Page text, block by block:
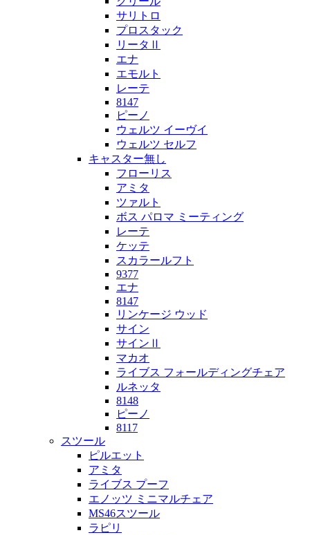
サリトロ
プロスタック
リータⅡ
エナ
エモルト
レーテ
8147
ピーノ
ウェルツ イーヴイ
ウェルツ セルフ
キャスター無し
フローリス
アミタ
ツァルト
ボス パロマ ミーティング
レーテ
ケッテ
スカラールフト
9377
エナ
8147
リンケージ ウッド
サイン
サインⅡ
マカオ
ライブス フォールディングチェア
ルネッタ
8148
ピーノ
8117
スツール
ピルエット
アミタ
ライブス プーフ
エノッツ ミニマルチェア
MS46スツール
ラピリ